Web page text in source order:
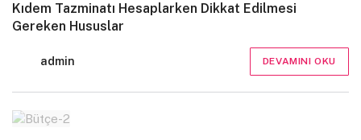
Kıdem Tazminatı Hesaplarken Dikkat Edilmesi
Gereken Hususlar
admin DEVAMINI OKU